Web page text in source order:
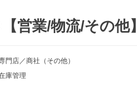
営業/物流/その他】
門店／商社（その他）
庫管理